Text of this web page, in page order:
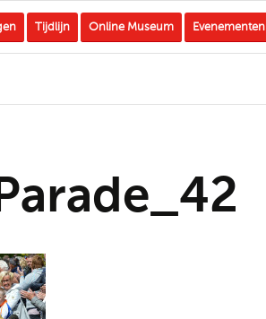
Tijdlijn Online Museum Evenementen